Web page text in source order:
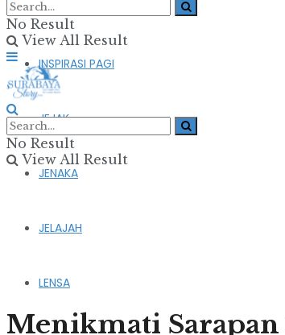
FIKSI & PUISI
INSPIRASI PAGI
JEJAK
JENAKA
JELAJAH
LENSA
No Result
View All Result
No Result
View All Result
Menikmati